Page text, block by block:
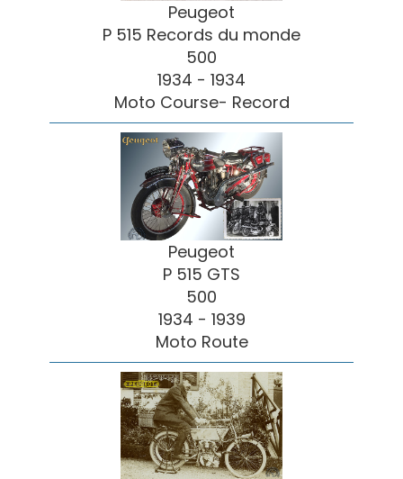
Peugeot
P 515 Records du monde
500
1934 - 1934
Moto Course- Record
Peugeot
P 515 GTS
500
1934 - 1939
Moto Route